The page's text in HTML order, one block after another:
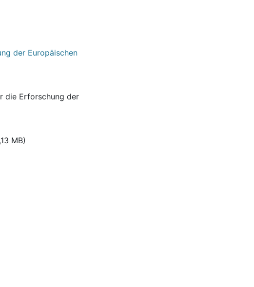
der Europäischen
die Erforschung der
MB)